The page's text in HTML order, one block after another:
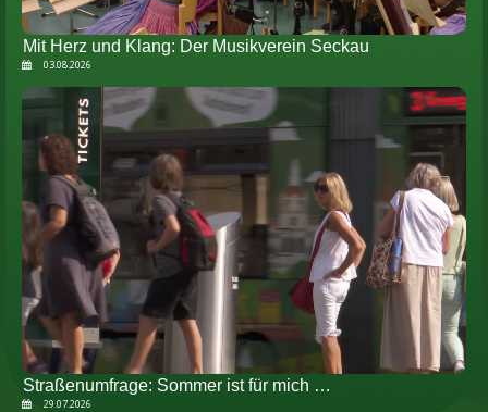
Mit Herz und Klang: Der Musikverein Seckau
03.08.2026
Straßenumfrage: Sommer ist für mich …
29.07.2026